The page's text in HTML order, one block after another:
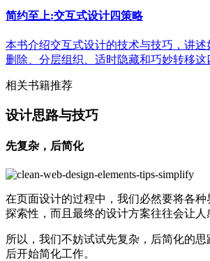
简约至上:交互式设计四策略
本书介绍交互式设计的技术与技巧，讲
删除、分层组织、适时隐藏和巧妙转移
相关书籍推荐
设计思路与技巧
先复杂，后简化
在页面设计的过程中，我们必然要将各
探索性，而且最终的设计方案往往会让人
所以，我们不妨试试先复杂，后简化的
后开始简化工作。